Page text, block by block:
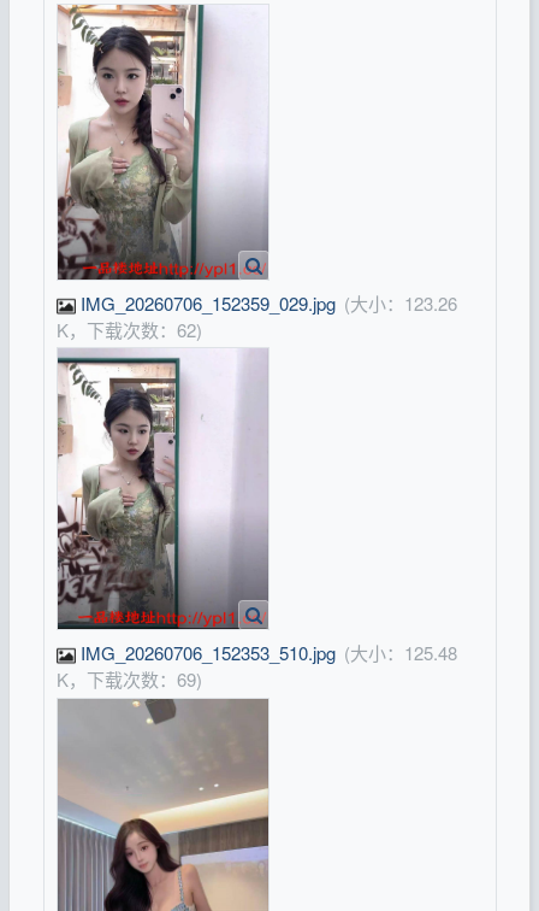
IMG_20260706_152359_029.jpg (大小：123.26
K，下载次数：62)
IMG_20260706_152353_510.jpg (大小：125.48
K，下载次数：69)